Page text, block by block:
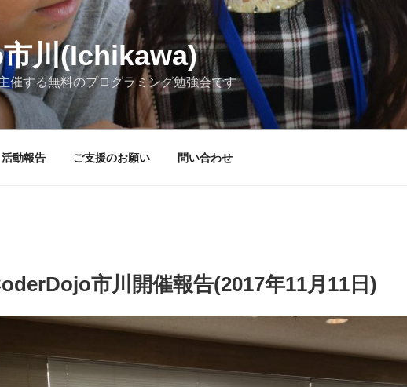
川(Ichikawa)
催する無料のプログラミング勉強会です
活動報告 ご支援のお願い 問い合わせ
市川開催報告(2017年11月11日)